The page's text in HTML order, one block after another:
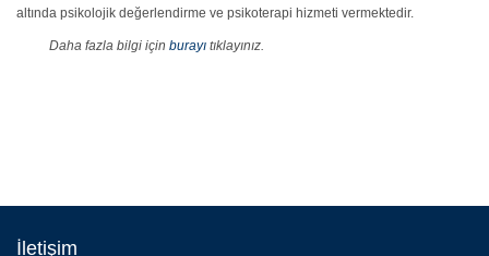
altında psikolojik değerlendirme ve psikoterapi hizmeti vermektedir.
Daha fazla bilgi için burayı tıklayınız.
İletişim